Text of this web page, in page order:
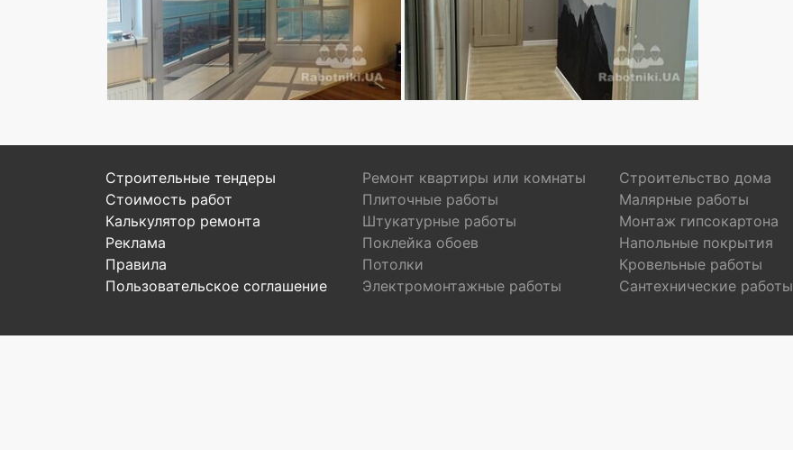
Строительные тендеры
Стоимость работ
Калькулятор ремонта
Реклама
Правила
Пользовательское соглашение
Ремонт квартиры или комнаты
Строительство дома
Плиточные работы
Малярные работы
Штукатурные работы
Монтаж гипсокартона
Поклейка обоев
Напольные покрытия
Потолки
Кровельные работы
Электромонтажные работы
Сантехнические работы